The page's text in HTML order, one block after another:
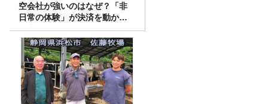
空会社が強いのはなぜ？「非
日常の体験」が決済を動かす
理由